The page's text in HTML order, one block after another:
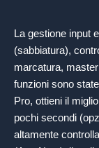
La gestione input
(sabbiatura),
marcatura,
funzioni sono
Pro, ottieni il
pochi secondi
altamente